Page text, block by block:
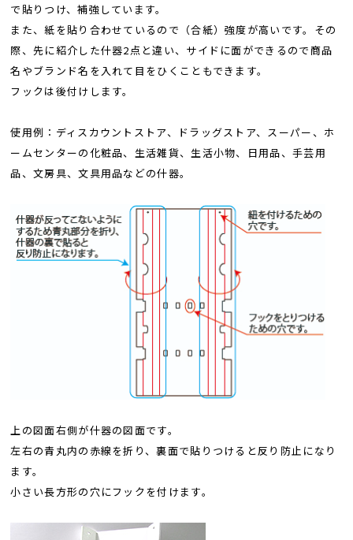
で貼りつけ、補強しています。
また、紙を貼り合わせているので（合紙）強度が高いです。その
際、先に紹介した什器2点と違い、サイドに面ができるので商品
名やブランド名を入れて目をひくこともできます。
フックは後付けします。
使用例：ディスカウントストア、ドラッグストア、スーパー、ホ
ームセンターの化粧品、生活雑貨、生活小物、日用品、手芸用
品、文房具、文具用品などの什器。
上の図面右側が什器の図面です。
左右の青丸内の赤線を折り、裏面で貼りつけると反り防止になり
ます。
小さい長方形の穴にフックを付けます。